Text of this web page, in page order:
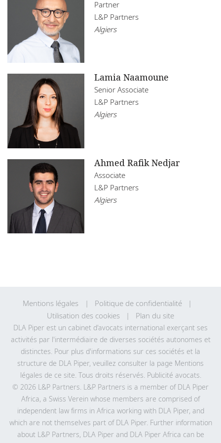
Maurice
Mozambique
Namibie
Ouganda
Rwanda
Sénégal
Tanzanie
Tunisie
Zambie
Zimbabwe
Restructuring
Infrastructure, Construction and Transport
Life Sciences
Real Estate
Partner
L&P Partners
Algiers
Lamia Naamoune
Senior Associate
L&P Partners
Algiers
Ahmed Rafik Nedjar
Associate
L&P Partners
Algiers
Mentions légales
Politique de confidentialité
Utilisation des cookies
Plan du site
DLA Piper est un cabinet d'avocats international exerçant ses
activités par l'intermédiaire de diverses sociétés autonomes et
distinctes. Pour plus d'informations sur ces sociétés et la
structure de DLA Piper, veuillez consulter la page Mentions
légales de ce site. Tous droits réservés. Publicité avocats.
© 2026 L&P Partners. L&P Partners is a member of DLA Piper
Africa, a Swiss Verein whose members are comprised of
independent law firms in Africa working with DLA Piper, and
which are not themselves part of DLA Piper. Further information
about L&P Partners, DLA Piper and DLA Piper Africa can be